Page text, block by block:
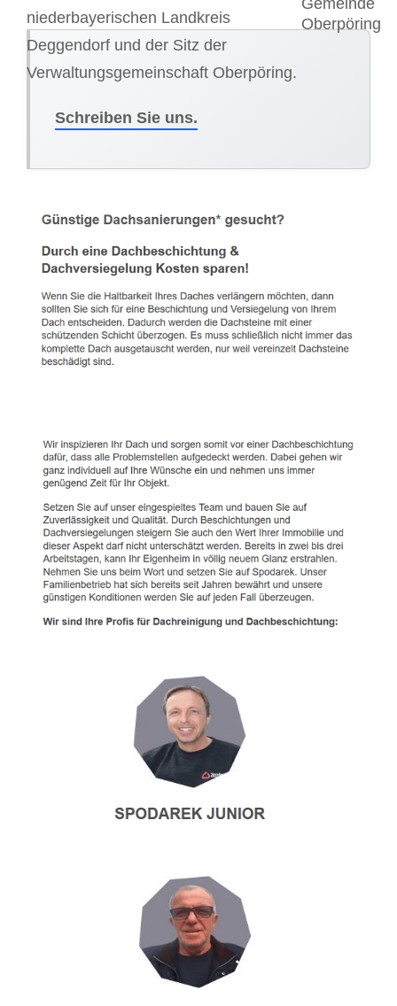
niederbayerischen Landkreis
Deggendorf und der Sitz der
Verwaltungsgemeinschaft Oberpöring.
Schreiben Sie uns.